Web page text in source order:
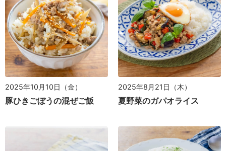
2025年10月10日（金）
豚ひきごぼうの混ぜご飯
2025年8月21日（木）
夏野菜のガパオライス